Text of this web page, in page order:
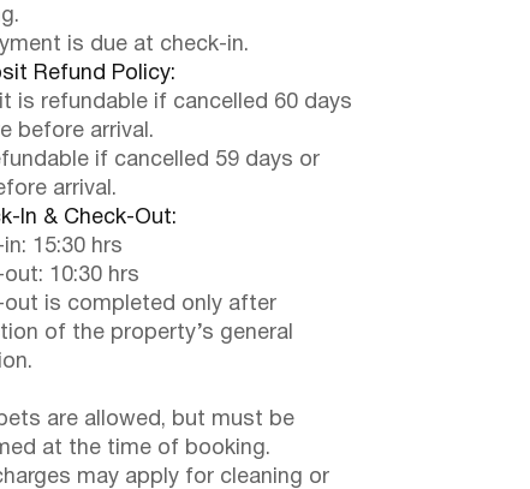
is due at check-in.
Refund Policy:
is refundable if cancelled 60 days
before arrival.
if cancelled 59 days or
arrival.
In & Check-Out:
15:30 hrs
10:30 hrs
out is completed only after
of the property’s general
are allowed, but must be
at the time of booking.
may apply for cleaning or